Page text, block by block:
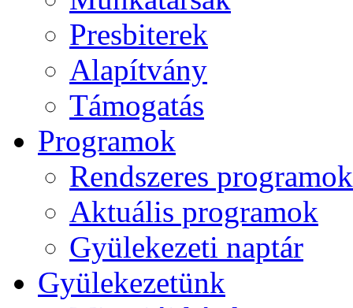
Presbiterek
Alapítvány
Támogatás
Programok
Rendszeres programok
Aktuális programok
Gyülekezeti naptár
Gyülekezetünk